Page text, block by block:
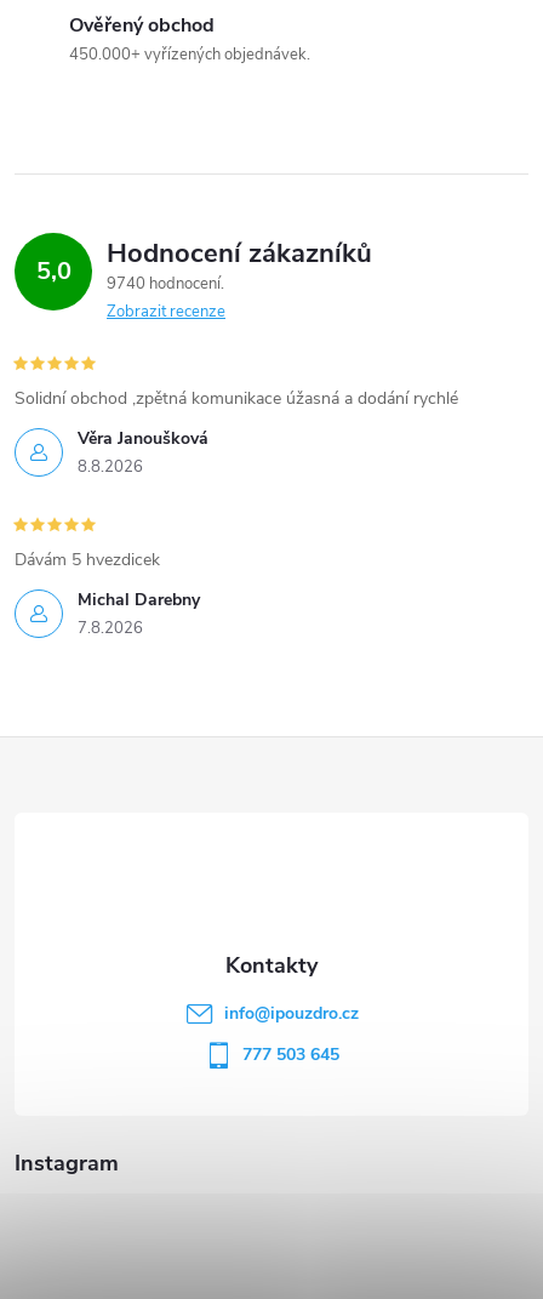
Ověřený obchod
450.000+ vyřízených objednávek.
5,0 Hodnocení zákazníků
9740 hodnocení
Zobrazit recenze
Věra Janoušková
8.8.2026
Solidní obchod ,zpětná komunikace úžasná a dodání rychlé
Michal Darebny
7.8.2026
Dávám 5 hvezdicek
Instagram
info@ipouzdro.cz
777 503 645